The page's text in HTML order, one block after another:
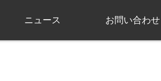
ニュース お問い合わせ